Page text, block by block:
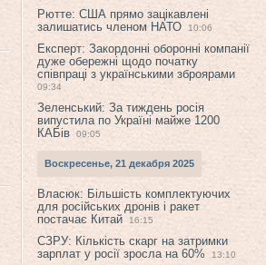
Рютте: США прямо зацікавлені
залишатись членом НАТО
10:06
Експерт: Закордонні оборонні компанії
дуже обережні щодо початку
співпраці з українськими зброярами
09:34
Зеленський: За тиждень росія
випустила по Україні майже 1200
КАБів
09:05
Воскресенье, 21 декабря 2025
Власюк: Більшість комплектуючих
для російських дронів і ракет
постачає Китай
16:15
СЗРУ: Кількість скарг на затримки
зарплат у росії зросла на 60%
13:10